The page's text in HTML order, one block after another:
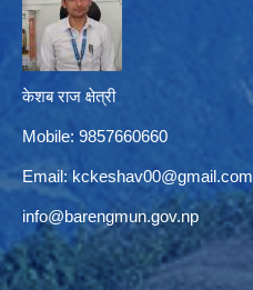
केशब राज क्षेत्री
Mobile: 9857660660
Email: kckeshav00@gmail.com
info@barengmun.gov.np